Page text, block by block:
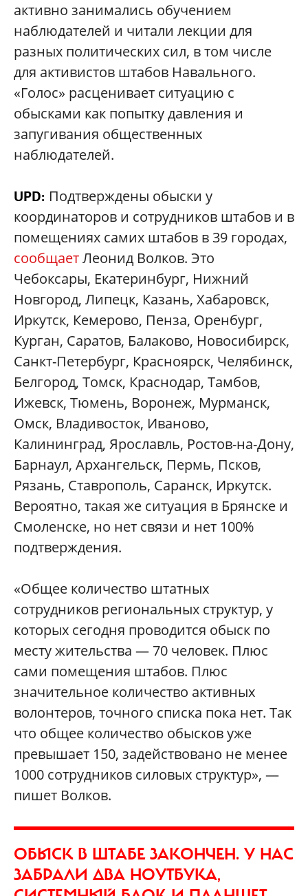
активно занимались обучением
наблюдателей и читали лекции для
разных политических сил, в том числе
для активистов штабов Навального.
«Голос» расценивает ситуацию с
обысками как попытку давления и
запугивания общественных
наблюдателей.
UPD: Подтверждены обыски у
координаторов и сотрудников штабов и в
помещениях самих штабов в 39 городах,
сообщаетЛеонид Волков. Это
Чебоксары, Екатеринбург, Нижний
Новгород, Липецк, Казань, Хабаровск,
Иркутск, Кемерово, Пенза, Оренбург,
Курган, Саратов, Балаково, Новосибирск,
Санкт-Петербург, Красноярск, Челябинск,
Белгород, Томск, Краснодар, Тамбов,
Ижевск, Тюмень, Воронеж, Мурманск,
Омск, Владивосток, Иваново,
Калининград, Ярославль, Ростов-на-Дону,
Барнаул, Архангельск, Пермь, Псков,
Рязань, Ставрополь, Саранск, Иркутск.
Вероятно, такая же ситуация в Брянске и
Смоленске, но нет связи и нет 100%
подтверждения.
«Общее количество штатных
сотрудников региональных структур, у
которых сегодня проводится обыск по
месту жительства — 70 человек. Плюс
сами помещения штабов. Плюс
значительное количество активных
волонтеров, точного списка пока нет. Так
что общее количество обысков уже
превышает 150, задействовано не менее
1000 сотрудников силовых структур», —
пишет Волков.
ОБЫСК В ШТАБЕ ЗАКОНЧЕН. У НАС
ЗАБРАЛИ ДВА НОУТБУКА,